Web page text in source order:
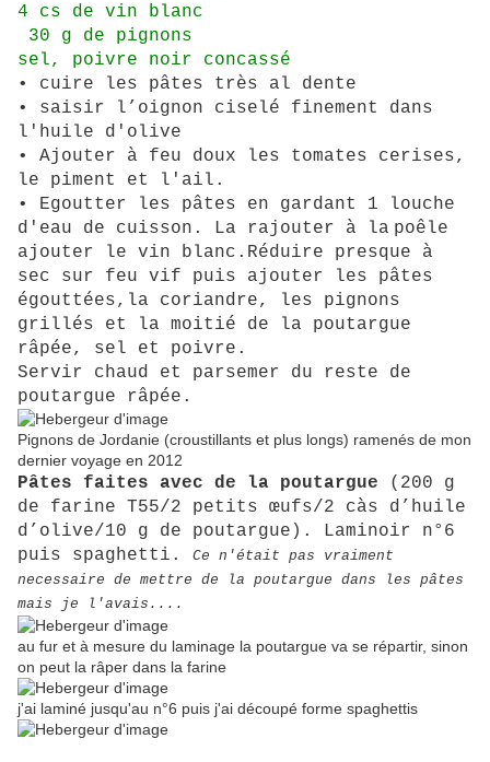
4 cs de vin blanc
30 g de pignons
sel, poivre noir concassé
• cuire les pâtes très al dente
• saisir l’oignon ciselé finement dans
l'huile d'olive
• Ajouter à feu doux les tomates cerises,
le piment et l'ail.
• Egoutter les pâtes en gardant 1 louche
d'eau de cuisson. La rajouter à la poêle
ajouter le vin blanc.Réduire presque à
sec sur feu vif puis ajouter les pâtes
égouttées, la coriandre, les pignons
grillés et la moitié de la poutargue
râpée, sel et poivre.
Servir chaud et parsemer du reste de
poutargue râpée.
Pignons de Jordanie (croustillants et plus longs) ramenés de mon
dernier voyage en 2012
Pâtes faites avec de la poutargue (200 g
de farine T55/2 petits œufs/2 càs d’huile
d’olive/10 g de poutargue). Laminoir n°6
puis spaghetti. Ce n'était pas vraiment
necessaire de mettre de la poutargue dans les pâtes
mais je l'avais....
au fur et à mesure du laminage la poutargue va se répartir, sinon
on peut la râper dans la farine
j'ai laminé jusqu'au n°6 puis j'ai découpé forme spaghettis